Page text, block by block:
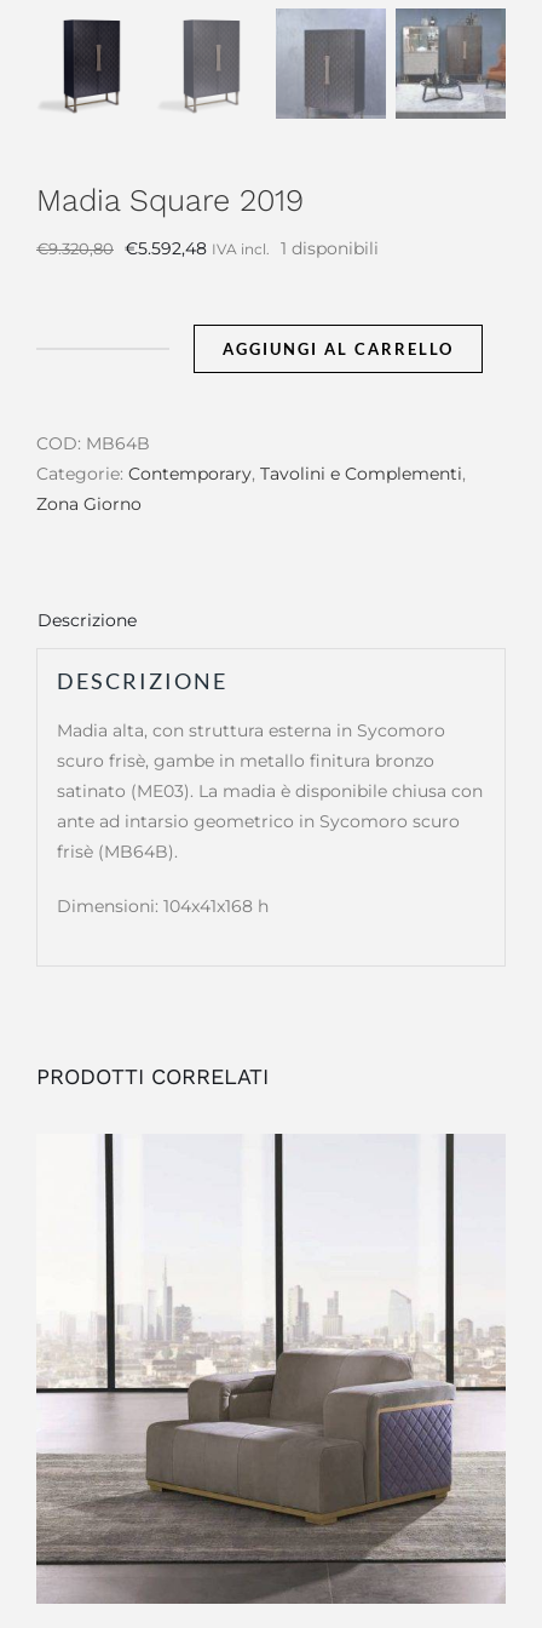
Madia Square 2019
€9.320,80 Il
€9.320,80.
€5.592,48Il
€5.592,48.
IVA incl. 1 disponibili
quantità
AGGIUNGI AL CARRELLO
COD: MB64B
Categorie: Contemporary, Tavolini e Complementi,
Zona Giorno
Descrizione
DESCRIZIONE
Madia alta, con struttura esterna in Sycomoro
scuro frisè, gambe in metallo finitura bronzo
satinato (ME03). La madia è disponibile chiusa con
ante ad intarsio geometrico in Sycomoro scuro
frisè (MB64B).
Dimensioni: 104x41x168 h
PRODOTTI CORRELATI
OUTLET
AGGIUNGI AL CARRELLO DETTAGLI